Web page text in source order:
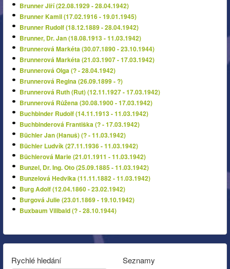
Brunner Jiří (22.08.1929 - 28.04.1942)
Brunner Kamil (17.02.1916 - 19.01.1945)
Brunner Rudolf (18.12.1889 - 28.04.1942)
Brunner, Dr. Jan (18.08.1913 - 11.03.1942)
Brunnerová Markéta (30.07.1890 - 23.10.1944)
Brunnerová Markéta (21.03.1907 - 17.03.1942)
Brunnerová Olga (? - 28.04.1942)
Brunnerová Regina (26.09.1899 - ?)
Brunnerová Ruth (Rut) (12.11.1927 - 17.03.1942)
Brunnerová Růžena (30.08.1900 - 17.03.1942)
Buchbinder Rudolf (14.11.1913 - 11.03.1942)
Buchbinderová Františka (? - 17.03.1942)
Büchler Jan (Hanuš) (? - 11.03.1942)
Büchler Ludvík (27.11.1936 - 11.03.1942)
Büchlerová Marie (21.01.1911 - 11.03.1942)
Bunzel, Dr. Ing. Oto (25.09.1885 - 11.03.1942)
Bunzelová Hedvika (11.11.1882 - 11.03.1942)
Burg Adolf (12.04.1860 - 23.02.1942)
Burgová Julie (23.01.1869 - 19.10.1942)
Buxbaum Vilibald (? - 28.10.1944)
Rychlé hledání Seznamy